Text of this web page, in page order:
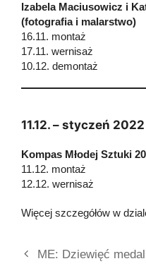
Izabela Maciusowicz i
(fotografia i malarstwo)
16.11. montaż
17.11. wernisaż
10.12. demontaż
11.12. – styczeń 2022
Kompas Młodej Sztuki
11.12. montaż
12.12. wernisaż
Więcej szczegółów w
ME: Dziewięć